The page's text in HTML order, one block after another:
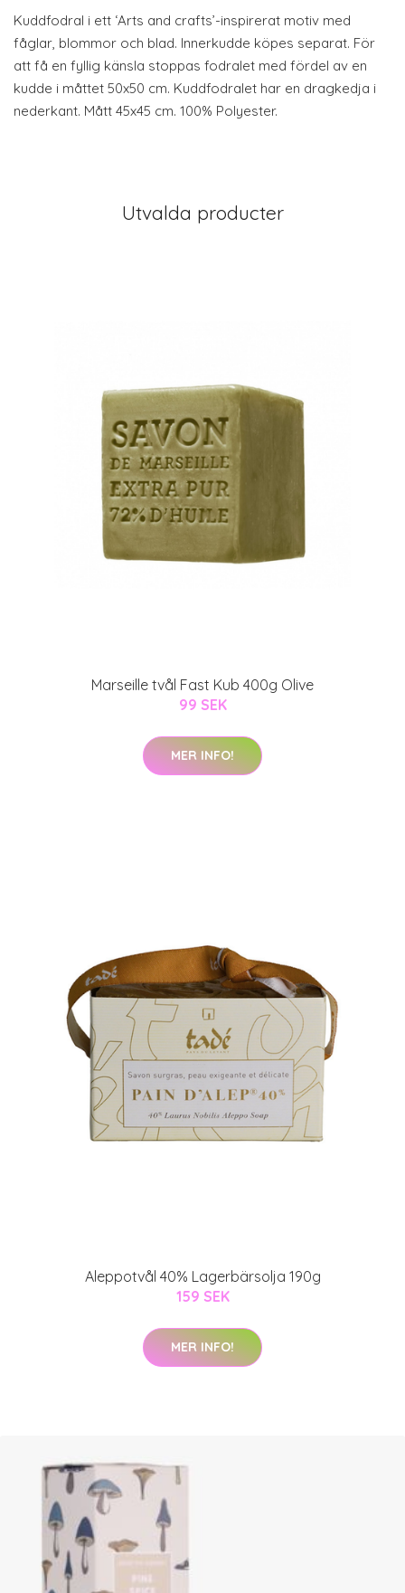
Kuddfodral i ett ‘Arts and crafts’-inspirerat motiv med
fåglar, blommor och blad. Innerkudde köpes separat. För
att få en fyllig känsla stoppas fodralet med fördel av en
kudde i måttet 50x50 cm. Kuddfodralet har en dragkedja i
nederkant. Mått 45x45 cm. 100% Polyester.
Utvalda producter
Marseille tvål Fast Kub 400g Olive
99 SEK
MER INFO!
Aleppotvål 40% Lagerbärsolja 190g
159 SEK
MER INFO!